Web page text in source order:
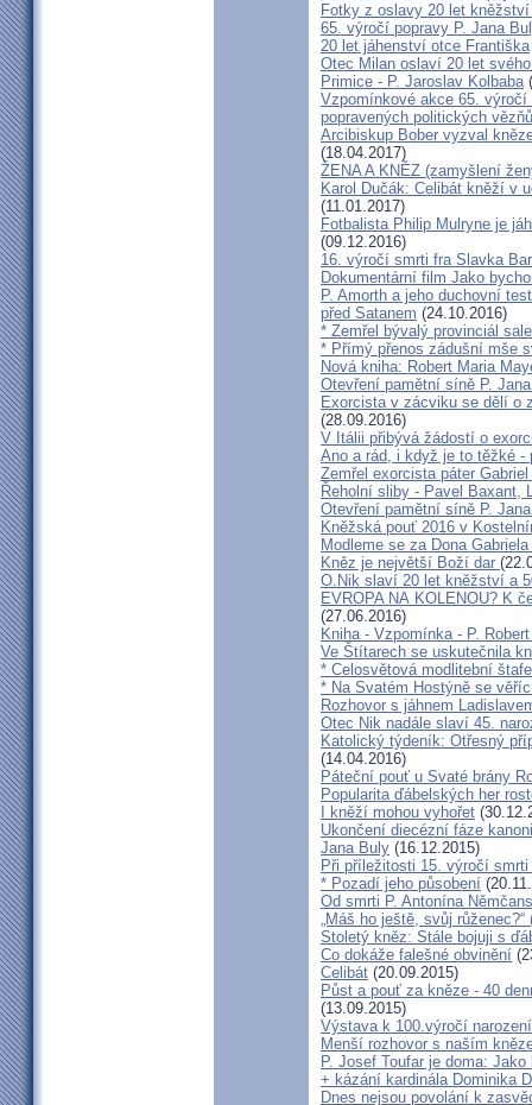
Fotky z oslavy 20 let
65. výročí popravy P. Jana
20 let jáhenství otce Františka
Otec Milan oslaví 20 let
Primice - P. Jaroslav Kolbaba
Vzpomínkové akce 65.
popravených politických vězňů
Arcibiskup Bober vyzval
(18.04.2017)
ŽENA A KNĚZ (zamyšlení
Karol Dučák: Celibát kněží v
(11.01.2017)
Fotbalista Philip Mulryne je
(09.12.2016)
16. výročí smrti fra Slavka
Dokumentární film Jako
P. Amorth a jeho duchovní
před Satanem (24.10.2016)
* Zemřel bývalý provinciál
* Přímý přenos zádušní mše
Nová kniha: Robert Maria
Otevření pamětní síně P.
Exorcista v zácviku se dělí o
(28.09.2016)
V Itálii přibývá žádostí o
Ano a rád, i když je to těžké -
Zemřel exorcista páter Gabriel
Řeholní sliby - Pavel Baxant,
Otevření pamětní síně P.
Kněžská pouť 2016 v
Modleme se za Dona
Kněz je největší Boží dar
O.Nik slaví 20 let kněžství a
EVROPA NA KOLENOU? K
(27.06.2016)
Kniha - Vzpomínka - P.
Ve Štítarech se uskutečnila
* Celosvětová modlitební
* Na Svatém Hostýně se
Rozhovor s jáhnem
Otec Nik nadále slaví 45.
Katolický týdeník: Otřesný
(14.04.2016)
Páteční pouť u Svaté brány
Popularita ďábelských her
I kněží mohou vyhořet
Ukončení diecézní fáze
Jana Buly (16.12.2015)
Při příležitosti 15. výročí
* Pozadí jeho působení
Od smrti P. Antonína
„Máš ho ještě, svůj
Stoletý kněz: Stále bojuji s
Co dokáže falešné obvinění
Celibát (20.09.2015)
Půst a pouť za kněze - 40
(13.09.2015)
Výstava k 100.výročí
Menší rozhovor s naším
P. Josef Toufar je doma:
+ kázání kardinála Dominika
Dnes nejsou povolání k